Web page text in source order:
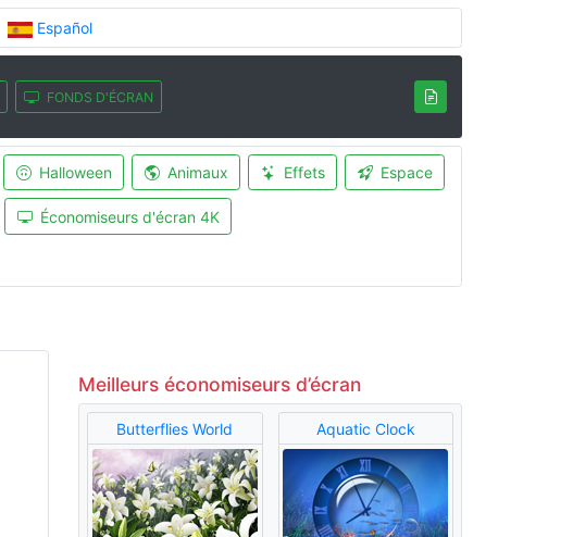
Español
FONDS D'ÉCRAN
Halloween Animaux Effets Espace
Économiseurs d'écran 4K
Meilleurs économiseurs d’écran
Butterflies World Aquatic Clock